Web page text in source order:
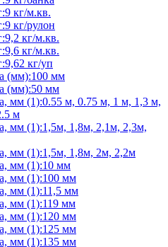
кг/м.кв.
кг/рулон
кг/м.кв.
кг/м.кв.
кг/уп
(мм):100 мм
(мм):50 мм
мм (1):0.55 м, 0.75 м, 1 м, 1,3 м,
м
мм (1):1,5м, 1,8м, 2,1м, 2,3м,
мм (1):1,5м, 1,8м, 2м, 2,2м
мм (1):10 мм
мм (1):100 мм
мм (1):11,5 мм
мм (1):119 мм
мм (1):120 мм
мм (1):125 мм
мм (1):135 мм